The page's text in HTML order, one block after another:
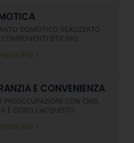
DOMOTICO REALIZZATO
BTICINO
DI PIÙ
E CONVENIENZA
PREOCCUPAZIONI CON CMB,
E DOPO L’ACQUISTO.
DI PIÙ